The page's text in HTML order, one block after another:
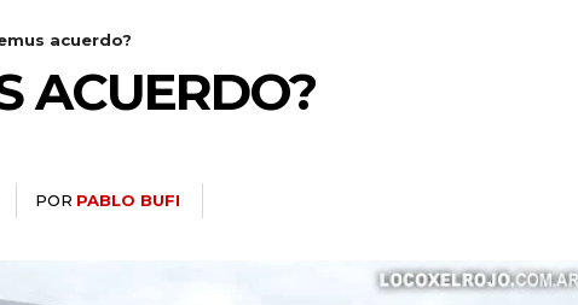
acuerdo?
ACUERDO?
POR PABLO BUFI